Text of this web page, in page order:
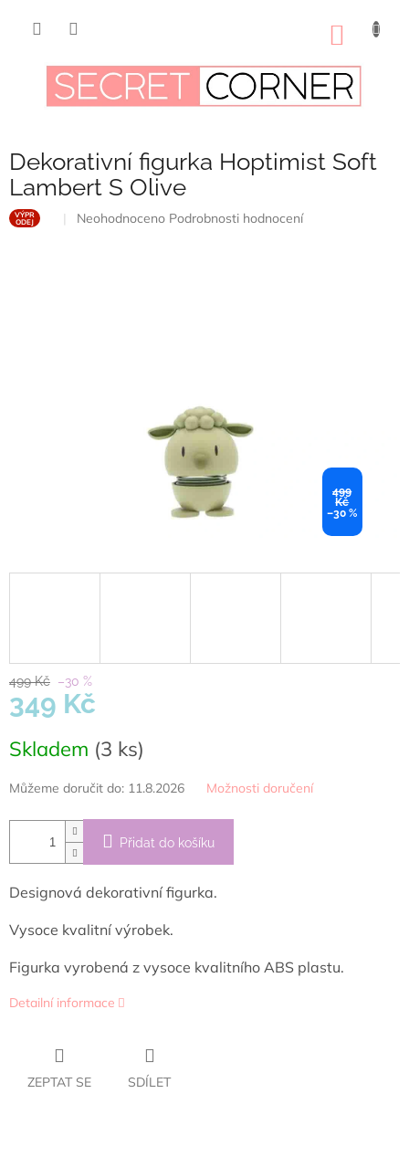
Dekorativní figurka Hoptimist Soft
Lambert S Olive
VÝPR
ODEJ
Průměrné
Neohodnoceno Podrobnosti hodnocení
499
Kč
–30 %
499 Kč –30 %
349 Kč
cena:
Skladem (3 ks)
Můžeme doručit do: 11.8.2026 Možnosti doručení
Přidat do košíku
Designová dekorativní figurka.
Vysoce kvalitní výrobek.
Figurka vyrobená z vysoce kvalitního ABS plastu.
Detailní informace
ZEPTAT SE SDÍLET